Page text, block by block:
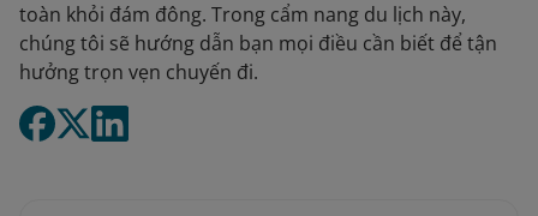
toàn khỏi đám đông. Trong cẩm nang du lịch này,
chúng tôi sẽ hướng dẫn bạn mọi điều cần biết để tận
hưởng trọn vẹn chuyến đi.